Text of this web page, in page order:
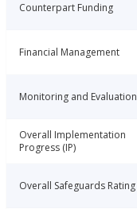
Counterpart Funding
Financial Management
Monitoring and Evaluation
Overall Implementation
Progress (IP)
Overall Safeguards Rating